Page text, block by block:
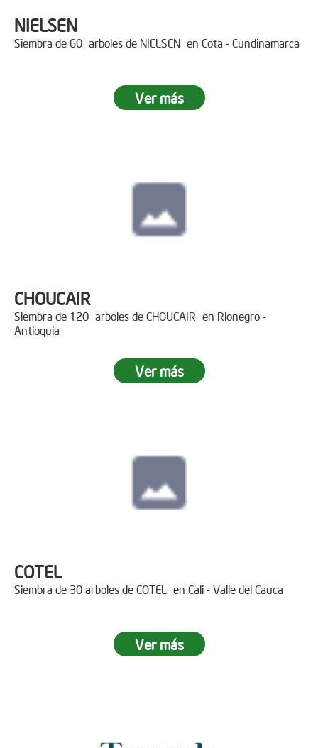
NIELSEN
Siembra de 60 arboles de NIELSEN en Cota - Cundinamarca
Ver más
CHOUCAIR
Siembra de 120 arboles de CHOUCAIR en Rionegro -
Antioquia
Ver más
COTEL
Siembra de 30 arboles de COTEL en Cali - Valle del Cauca
Ver más